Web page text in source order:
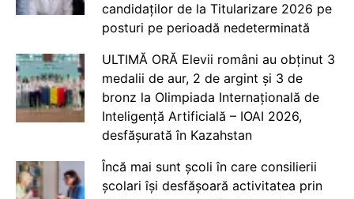
candidaților de la Titularizare 2026 pe
posturi pe perioadă nedeterminată
ULTIMĂ ORĂ Elevii români au obținut 3
medalii de aur, 2 de argint și 3 de
bronz la Olimpiada Internațională de
Inteligență Artificială – IOAI 2026,
desfășurată în Kazahstan
Încă mai sunt școli în care consilierii
școlari își desfășoară activitatea prin